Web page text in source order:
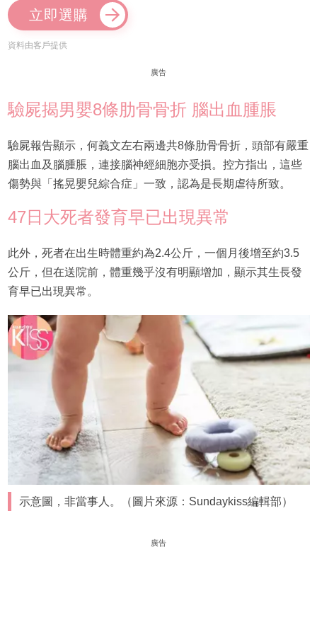
立即選購
資料由客戶提供
廣告
驗屍揭男嬰8條肋骨骨折 腦出血腫脹
驗屍報告顯示，何義文左右兩邊共8條肋骨骨折，頭部有嚴重
腦出血及腦腫脹，連接腦神經細胞亦受損。控方指出，這些
傷勢與「搖晃嬰兒綜合症」一致，認為是長期虐待所致。
47日大死者發育早已出現異常
此外，死者在出生時體重約為2.4公斤，一個月後增至約3.5
公斤，但在送院前，體重幾乎沒有明顯增加，顯示其生長發
育早已出現異常。
示意圖，非當事人。（圖片來源：Sundaykiss編輯部）
廣告